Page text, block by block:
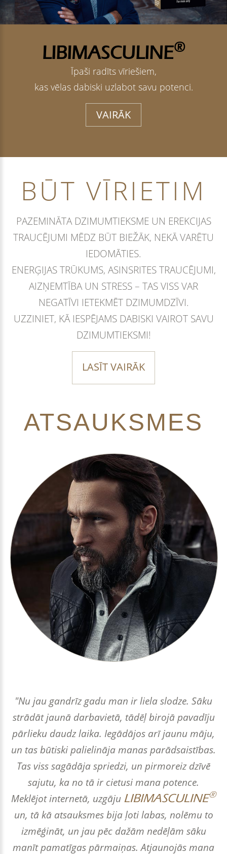
LIBIMASCULINE®
Īpaši radīts vīriešiem,
kas vēlas dabiski uzlabot savu potenci.
VAIRĀK
BŪT VĪRIETIM
PAZEMINĀTA DZIMUMTIEKSME UN EREKCIJAS
TRAUCĒJUMI MĒDZ BŪT BIEŽĀK, NEKĀ VARĒTU
IEDOMĀTIES.
ENERĢIJAS TRŪKUMS, ASINSRITES TRAUCĒJUMI,
AIZŅEMTĪBA UN STRESS – TAS VISS VAR
NEGATĪVI IETEKMĒT DZIMUMDZĪVI.
UZZINIET, KĀ IESPĒJAMS DABISKI VAIROT SAVU
DZIMUMTIEKSMI!
LASĪT VAIRĀK
ATSAUKSMES
"Nu jau gandrīz gadu man ir liela slodze. Sāku
strādāt jaunā darbavietā, tādēļ birojā pavadīju
pārlieku daudz laika. Iegādājos arī jaunu māju,
un tas būtiski palielināja manas parādsaistības.
Tas viss sagādāja spriedzi, un pirmoreiz dzīvē
sajutu, ka no tā ir cietusi mana potence.
Meklējot internetā, uzgāju LIBIMASCULINE®
un, tā kā atsauksmes bija ļoti labas, nolēmu to
izmēģināt, un jau pēc dažām nedēļām sāku
manīt pamatīgas pārmaiņas. Atjaunojās mana